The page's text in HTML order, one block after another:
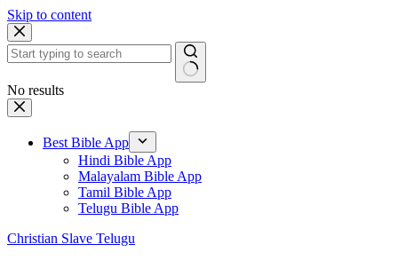
Skip to content
No results
Best Bible App
Hindi Bible App
Malayalam Bible App
Tamil Bible App
Telugu Bible App
Christian Slave Telugu